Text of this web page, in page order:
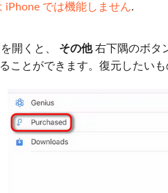
iPhone では機能しません.
開くと、 その他右下隅のボタ
ことができます。復元したいも